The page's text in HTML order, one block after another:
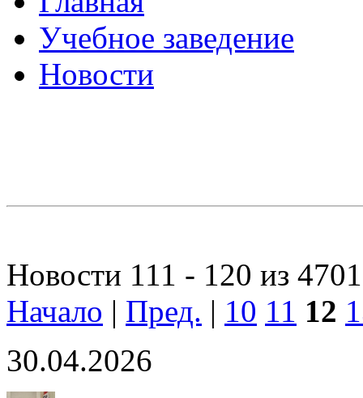
Учебное заведение
Новости
Новости 111 - 120 из 4701
Начало | Пред. | 10 11 12
30.04.2026